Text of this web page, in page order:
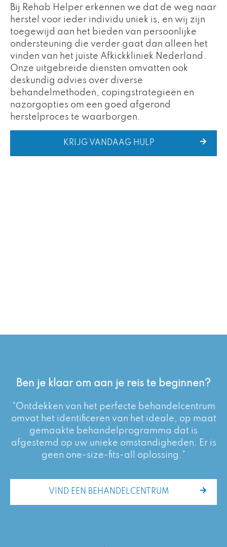
Bij Rehab Helper erkennen we dat de weg naar
herstel voor ieder individu uniek is, en wij zijn
toegewijd aan het bieden van persoonlijke
ondersteuning die verder gaat dan alleen het
vinden van het juiste Afkickkliniek Nederland.
Onze uitgebreide diensten omvatten ook
deskundig advies over diverse
behandelmethoden, copingstrategieën en
nazorgopties om een goed afgerond
herstelproces te waarborgen.
KRIJG VANDAAG HULP
Ben je klaar om aan je reis te beginnen?
“Ontdekken van het perfecte behandelcentrum
omvat het identificeren van het ideale, op maat
gemaakte behandelprogramma dat is
afgestemd op uw unieke omstandigheden. Er is
geen one-size-fits-all oplossing.”
VIND EEN BEHANDELCENTRUM